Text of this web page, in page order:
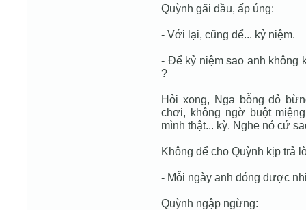
Quỳnh gãi đầu, ấp úng:
- Với lại, cũng để... kỷ niệm.
- Để kỷ niệm sao anh không
?
Hỏi xong, Nga bỗng đỏ
chơi, không ngờ buột
mình thật... kỳ. Nghe nó cứ
Không để cho Quỳnh kịp trả
- Mỗi ngày anh đóng được
Quỳnh ngập ngừng: